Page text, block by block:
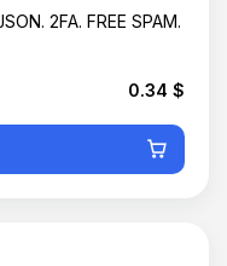
2FA. FREE SPAM.
0.34 $